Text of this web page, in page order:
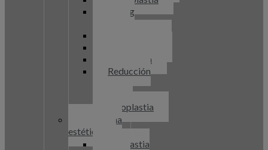
Lifting
Otoplastia
Reducción
Rinoplastia
Medicina
estética
Bioplastia